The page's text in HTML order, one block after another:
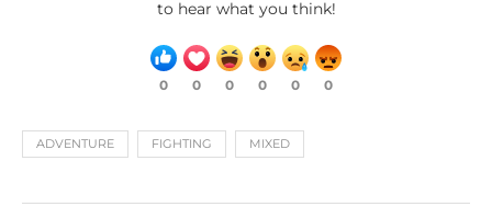
to hear what you think!
0 0 0 0 0 0
ADVENTURE FIGHTING MIXED